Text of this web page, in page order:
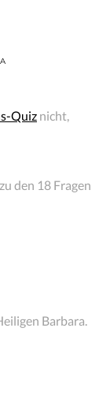
Quiz nicht,
den 18 Fragen
Barbara.